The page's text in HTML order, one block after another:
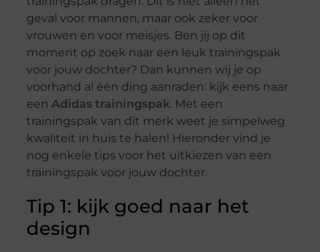
geval voor mannen, maar ook zeker voor
vrouwen en voor meisjes. Ben jij op dit
moment op zoek naar een leuk trainingspak
voor jouw dochter? Dan kunnen wij je op
voorhand al één ding aanraden: kijk eens naar
een Adidas trainingspak. Met een
trainingspak van dit merk weet je simpelweg
kwaliteit in huis te halen! Hieronder vind je
nog enkele tips voor het uitkiezen van een
trainingspak voor jouw dochter.
Tip 1: kijk goed naar het
design